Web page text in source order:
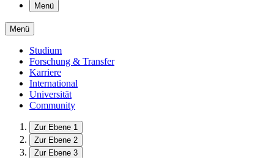
Menü
Menü
Studium
Forschung & Transfer
Karriere
International
Universität
Community
Zur Ebene 1
Zur Ebene 2
Zur Ebene 3